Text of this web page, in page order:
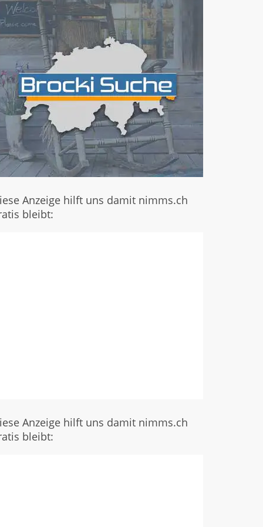
Anzeige hilft uns damit nimms.ch
bleibt:
Anzeige hilft uns damit nimms.ch
bleibt: